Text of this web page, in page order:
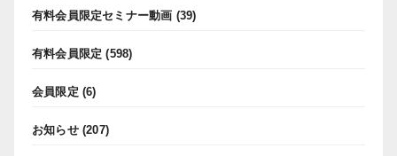
有料会員限定セミナー動画 (39)
有料会員限定 (598)
会員限定 (6)
お知らせ(207)